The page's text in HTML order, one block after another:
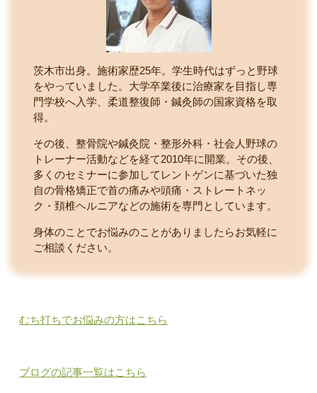
茨木市出身。施術家歴25年。学生時代はずっと野球
をやっていました。大学卒業後に治療家を目指し専
門学校へ入学、柔道整復師・鍼灸師の国家資格を取
得。
その後、整骨院や鍼灸院・整形外科・社会人野球の
トレーナー活動などを経て2010年に開業。その後、
多くのセミナーに参加してレントゲンに基づいた独
自の骨格矯正で首の痛みや頭痛・ストレートネッ
ク・頚椎ヘルニアなどの施術を専門としています。
身体のことでお悩みのことがありましたらお気軽に
ご相談ください。
むち打ちでお悩みの方はこちら
ブログの記事一覧はこちら